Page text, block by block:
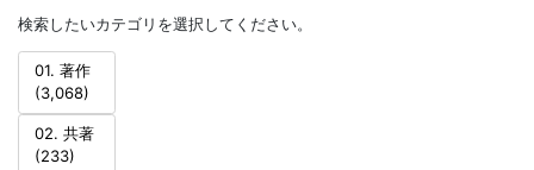
検索したいカテゴリを選択してください。
01. 著作
(3,068)
02. 共著
(233)